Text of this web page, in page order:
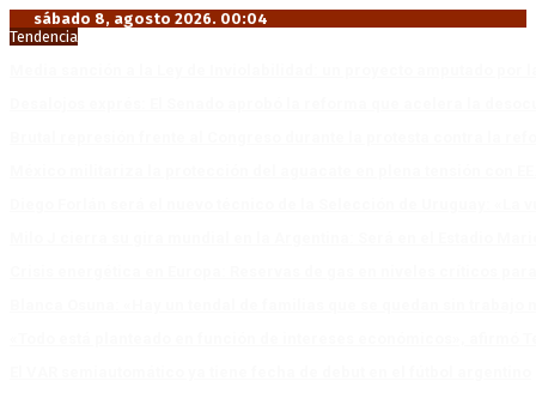
sábado 8, agosto 2026. 00:04
Tendencia